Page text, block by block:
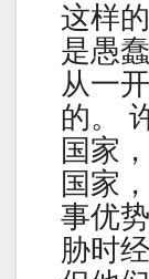
这样
是愚
从一
的。
国家
国家
事优
胁时